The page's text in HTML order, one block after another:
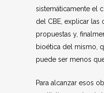
sistemáticamente el
del CBE, explicar las
propuestas y,
bioética del mismo,
puede ser menos
Para alcanzar esos